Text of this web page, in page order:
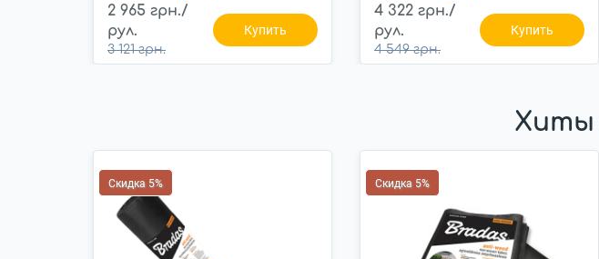
2 965 грн./
рул.
3 121 грн.
Купить
4 322 грн./
рул.
4 549 грн.
Купить
Хиты
Скидка 5% Скидка 5%